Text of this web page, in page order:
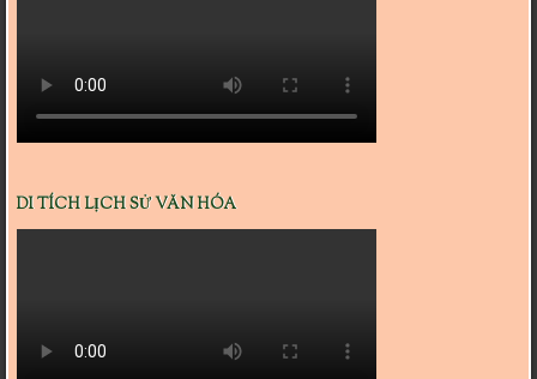
DI TÍCH LỊCH SỬ VĂN HÓA